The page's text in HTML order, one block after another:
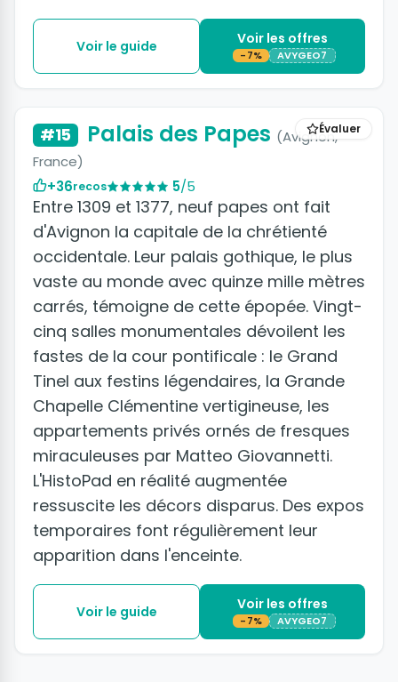
Voir le guide Voir les offres
-7% AVYGEO7
Évaluer
#15 Palais des Papes (Avignon,
France)
+36recos 5/5
Entre 1309 et 1377, neuf papes ont fait
d'Avignon la capitale de la chrétienté
occidentale. Leur palais gothique, le plus
vaste au monde avec quinze mille mètres
carrés, témoigne de cette épopée. Vingt-
cinq salles monumentales dévoilent les
fastes de la cour pontificale : le Grand
Tinel aux festins légendaires, la Grande
Chapelle Clémentine vertigineuse, les
appartements privés ornés de fresques
miraculeuses par Matteo Giovannetti.
L'HistoPad en réalité augmentée
ressuscite les décors disparus. Des expos
temporaires font régulièrement leur
apparition dans l'enceinte.
Voir le guide Voir les offres
-7% AVYGEO7